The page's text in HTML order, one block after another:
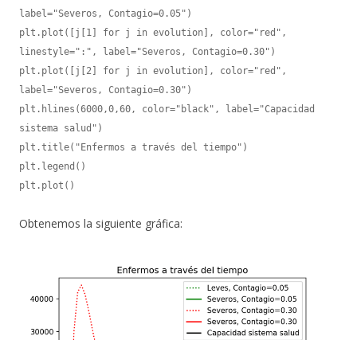
label="Severos, Contagio=0.05")
plt.plot([j[1] for j in evolution], color="red",
linestyle=":", label="Severos, Contagio=0.30")
plt.plot([j[2] for j in evolution], color="red",
label="Severos, Contagio=0.30")
plt.hlines(6000,0,60, color="black", label="Capacidad
sistema salud")
plt.title("Enfermos a través del tiempo")
plt.legend()
plt.plot()
Obtenemos la siguiente gráfica: